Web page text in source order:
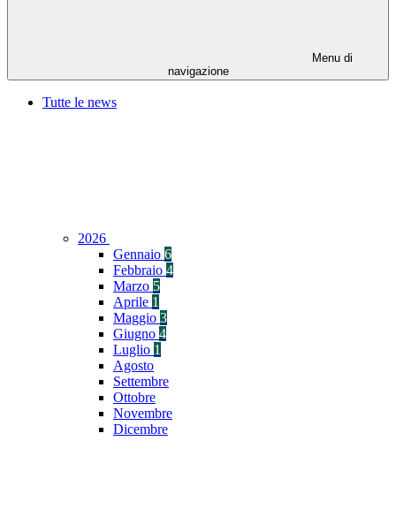
Menu di
navigazione
Tutte le news
2026
Gennaio 6
Febbraio 4
Marzo 5
Aprile 1
Maggio 3
Giugno 4
Luglio 1
Agosto
Settembre
Ottobre
Novembre
Dicembre